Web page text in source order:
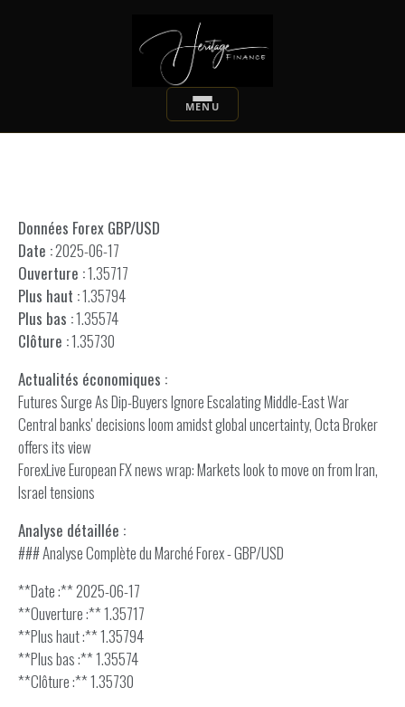
Données Forex GBP/USD
Date :2025-06-17
Ouverture :1.35717
Plus haut :1.35794
Plus bas :1.35574
Clôture :1.35730
Actualités économiques :
Futures Surge As Dip-Buyers Ignore Escalating Middle-East War
Central banks' decisions loom amidst global uncertainty, Octa Broker
offers its view
ForexLive European FX news wrap: Markets look to move on from Iran,
Israel tensions
Analyse détaillée :
### Analyse Complète du Marché Forex - GBP/USD
**Date :** 2025-06-17
**Ouverture :** 1.35717
**Plus haut :** 1.35794
**Plus bas :** 1.35574
**Clôture :** 1.35730